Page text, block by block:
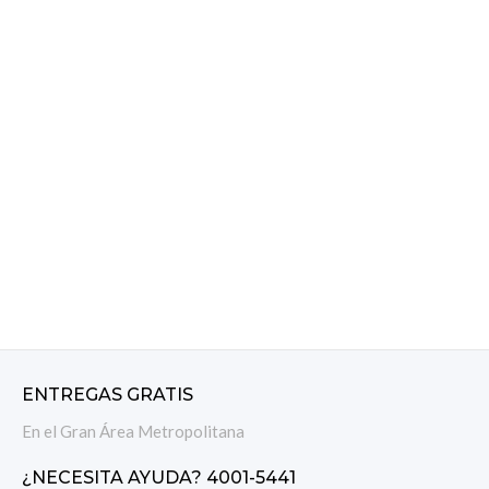
ENTREGAS GRATIS
En el Gran Área Metropolitana
¿NECESITA AYUDA? 4001-5441